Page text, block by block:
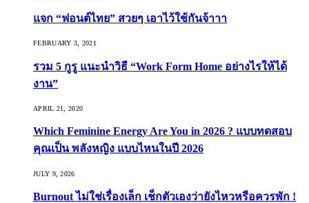
แจก “ฟอนต์ไทย” สวยๆ เอาไว้ใช้กันจ้าาา
FEBRUARY 3, 2021
รวม 5 กูรู แนะนำวิธี “Work Form Home อย่างไรให้ได้
งาน”
APRIL 21, 2020
Which Feminine Energy Are You in 2026 ? แบบทดสอบ
คุณเป็น พลังหญิง แบบไหนในปี 2026
JULY 9, 2026
Burnout ไม่ใช่เรื่องเล็ก เช็กตัวเองว่ายังไหวหรือควรพัก !